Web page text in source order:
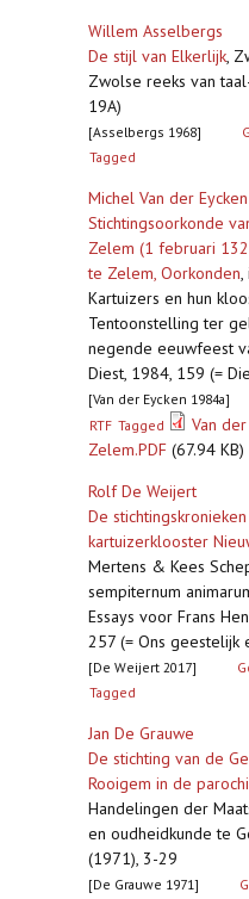
Willem Asselbergs
De stijl van Elkerlijk,
Zwolse reeks van
19A)
[Asselbergs 1968]
Tagged
Michel Van der Eycken
Stichtingsoorkonde
Zelem (1 februari
te Zelem, Oorkonden,
Kartuizers en hun
Tentoonstelling ter
negende eeuwfeest
Diest, 1984, 159 (=
[Van der Eycken 1984a]
RTF Tagged
Van
Zelem.PDF (67.94 KB)
Rolf De Weijert
De
kartuizerklooster
Mertens & Kees
sempiternum
Essays voor Frans
257 (= Ons geestelijk
[De Weijert 2017]
Tagged
Jan De Grauwe
De stichting van de
Rooigem in de
Handelingen der
en oudheidkunde te
(1971), 3-29
[De Grauwe 1971]